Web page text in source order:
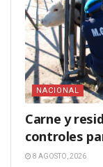
NACIONAL
Carne y
controles
8 AGOSTO, 2026